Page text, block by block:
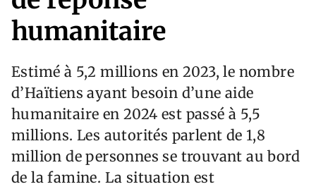
humanitaire
Estimé à 5,2 millions en 2023, le nombre
d’Haïtiens ayant besoin d’une aide
humanitaire en 2024 est passé à 5,5
millions. Les autorités parlent de 1,8
million de personnes se trouvant au bord
de la famine. La situation est